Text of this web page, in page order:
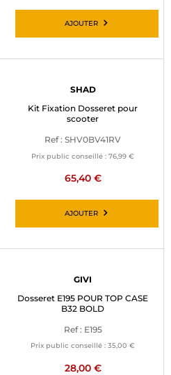
AJOUTER
SHAD
Kit Fixation Dosseret pour
scooter
Ref : SHV0BV41RV
Prix public conseillé : 76,99 €
65,40 €
AJOUTER
GIVI
Dosseret E195 POUR TOP CASE
B32 BOLD
Ref : E195
Prix public conseillé : 35,00 €
28,00 €